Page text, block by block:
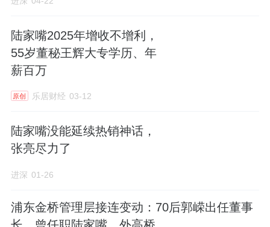
这意味着什么？——真正的、物理意义上的人
车分流。老人沿园林步道散步不用侧身让车，
孩子在中央草坪奔跑不用大人紧张盯梢，底层
住户不会被路面视线干扰，地面潮气和扬尘也
向下除了阳光车库，还有层叠森谷、阳光球场
以及景观庭院，向上则是抬升的空中花园，以
及视野更广阔，环境更静谧的居住层，这种立
陆家嘴2025年增收不增利，
55岁董秘王辉大专学历、年
薪百万
原创 乐居财经 03-12
陆家嘴没能延续热销神话，
张亮尽力了
进深 01-26
浦东金桥管理层接连变动：70后郭嵘出任董事